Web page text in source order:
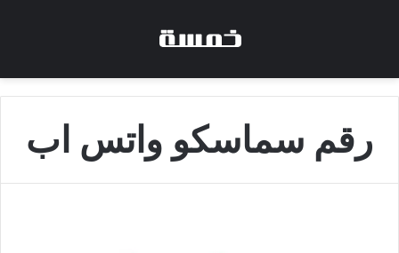
رقم سماسكو واتس اب